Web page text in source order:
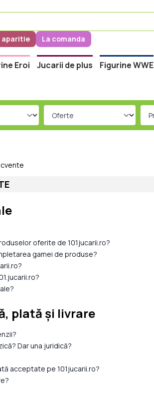
aparitie La comanda
Eroi Jucarii de plus Figurine WWE
oferite de 101jucarii.ro?
gamei de produse?
plată și livrare
Dar una juridică?
acceptate pe 101jucarii.ro?